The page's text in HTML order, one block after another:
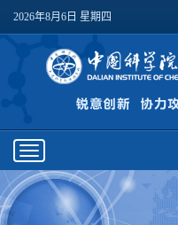
2026年8月6日 星期四
Toggle
navigation